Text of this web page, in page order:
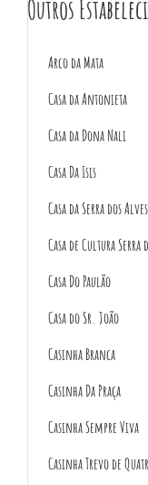
Outros
Arco da Mata
Casa da Antonieta
Casa da Dona Nali
Casa Da Isis
Casa da Serra dos Alves
Casa de Cultura Serra
Casa Do Paulão
Casa do Sr. João
Casinha Branca
Casinha Da Praça
Casinha Sempre Viva
Casinha Trevo de